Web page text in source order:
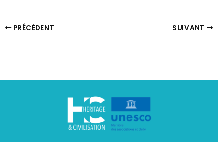
PRÉCÉDENT SUIVANT